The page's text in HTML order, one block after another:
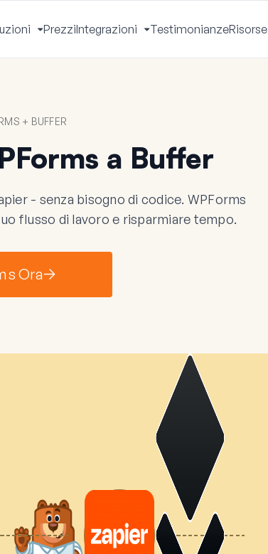
Apri
Menu
PrezziIntegrazioni
Apri
Menu
TestimonianzeRisorse
+ BUFFER
a Buffer
- senza bisogno di codice. WPForms
flusso di lavoro e risparmiare tempo.
Ora